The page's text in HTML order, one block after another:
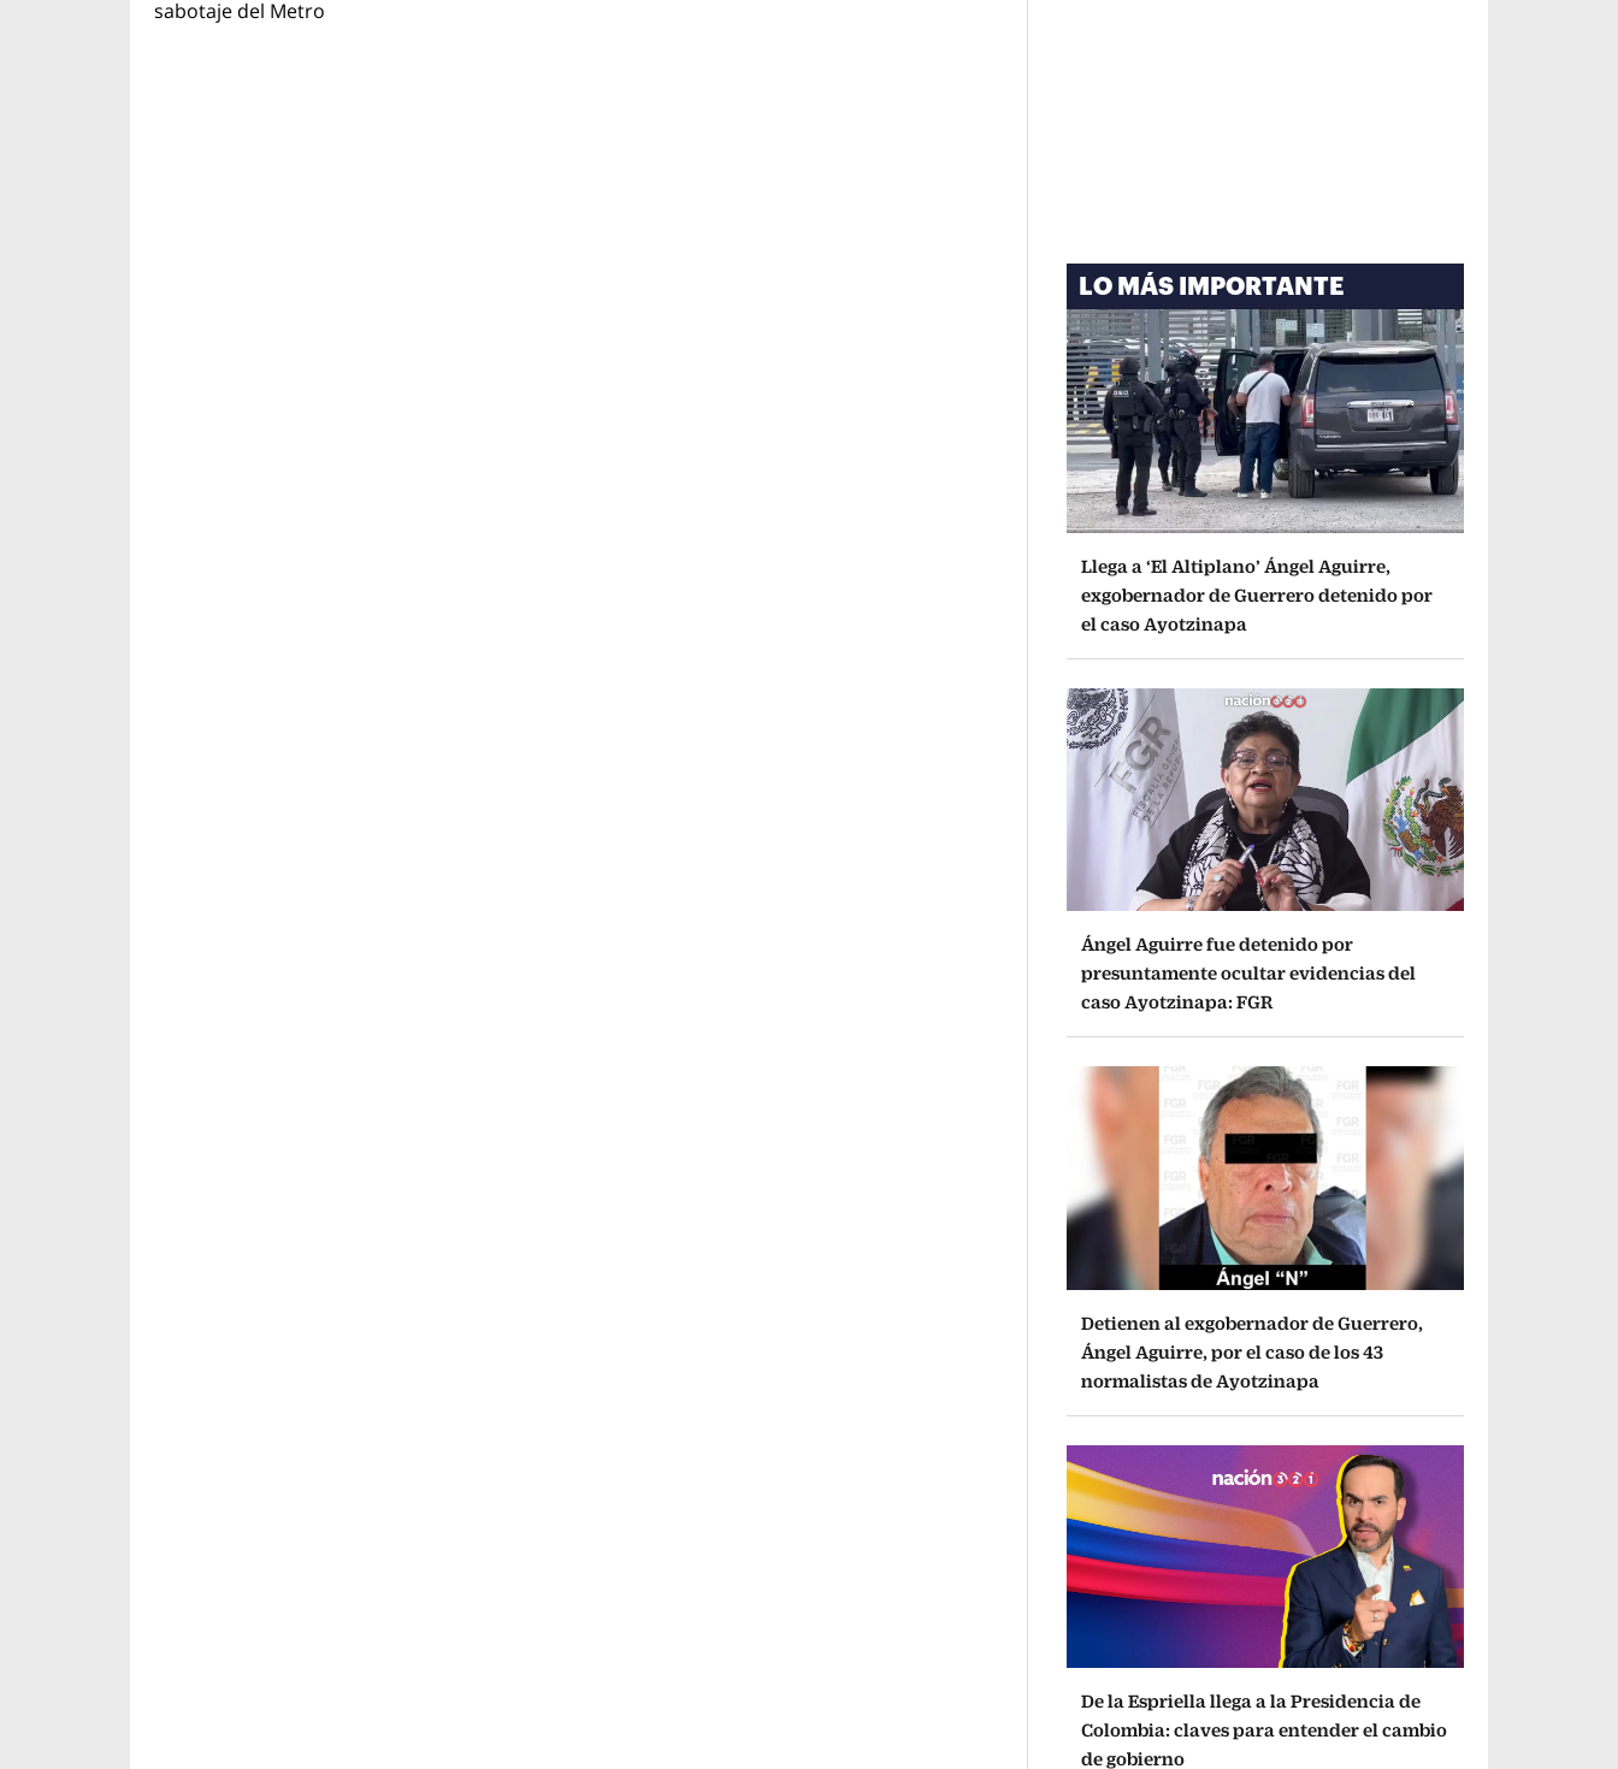
sabotaje del Metro
LO MÁS IMPORTANTE
Llega a ‘El Altiplano’ Ángel Aguirre,
exgobernador de Guerrero detenido por
el caso Ayotzinapa
Ángel Aguirre fue detenido por
presuntamente ocultar evidencias del
caso Ayotzinapa: FGR
Detienen al exgobernador de Guerrero,
Ángel Aguirre, por el caso de los 43
normalistas de Ayotzinapa
De la Espriella llega a la Presidencia de
Colombia: claves para entender el cambio
de gobierno